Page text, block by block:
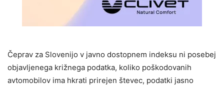
Čeprav za Slovenijo v javno dostopnem indeksu ni posebej
objavljenega križnega podatka, koliko poškodovanih
avtomobilov ima hkrati prirejen števec, podatki jasno